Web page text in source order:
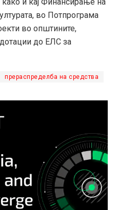
во Потпрограма
во општините,
до ЕЛС за
прераспределба на средства